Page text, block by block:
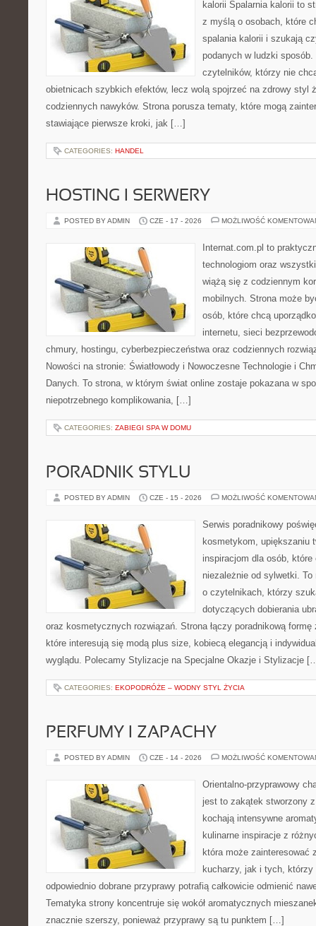
kalorii Spalarnia kalorii to
z myślą o osobach, które
spalania kalorii i szukają
podanych w ludzki sposób.
czytelników, którzy nie
obietnicach szybkich efektów, lecz wolą spojrzeć na zdrowy styl
codziennych nawyków. Strona porusza tematy, które mogą
stawiające pierwsze kroki, jak […]
CATEGORIES: HANDEL
HOSTING I SERWERY
POSTED BY ADMIN CZE - 17 - 2026 MOŻLIWOŚĆ
Internat.com.pl to
technologiom oraz
wiążą się z codziennym
mobilnych. Strona może
osób, które chcą
internetu, sieci
chmury, hostingu, cyberbezpieczeństwa oraz codziennych
Nowości na stronie: Światłowody i Nowoczesne Technologie i
Danych. To strona, w którym świat online zostaje pokazana w
niepotrzebnego komplikowania, […]
CATEGORIES: ZABIEGI SPA W DOMU
PORADNIK STYLU
POSTED BY ADMIN CZE - 15 - 2026 MOŻLIWOŚĆ
Serwis poradnikowy
kosmetykom, upiększaniu
inspiracjom dla osób,
niezależnie od sylwetki.
o czytelnikach, którzy
dotyczących dobierania
oraz kosmetycznych rozwiązań. Strona łączy poradnikową
które interesują się modą plus size, kobiecą elegancją i
wyglądu. Polecamy Stylizacje na Specjalne Okazje i Stylizacje
CATEGORIES: EKOPODRÓŻE – WODNY STYL ŻYCIA
PERFUMY I ZAPACHY
POSTED BY ADMIN CZE - 14 - 2026 MOŻLIWOŚĆ
Orientalno-przyprawowy
jest to zakątek stworzony
kochają intensywne
kulinarne inspiracje z
która może zainteresować
kucharzy, jak i tych, którzy
odpowiednio dobrane przyprawy potrafią całkowicie odmienić
Tematyka strony koncentruje się wokół aromatycznych
znacznie szerszy, ponieważ przyprawy są tu punktem […]